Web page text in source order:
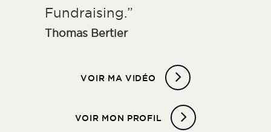
Fundraising.”
Thomas Bertier
VOIR MA VIDÉO
VOIR MON PROFIL